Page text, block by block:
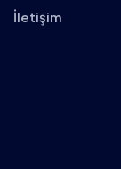
İletişim